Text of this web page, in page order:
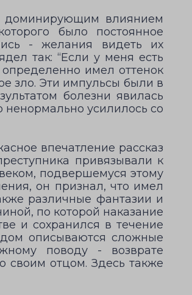
доминирующим влиянием
было постоянное
- желания видеть их
так: “Если у меня есть
имел оттенок
зло. Эти импульсы были в
болезни явилась
ненормально усилилось со
впечатление рассказ
привязывали к
подвершемуся этому
он признал, что имел
различные фантазии и
по которой наказание
и сохранился в течение
описываются сложные
поводу - возврате
своим отцом. Здесь также